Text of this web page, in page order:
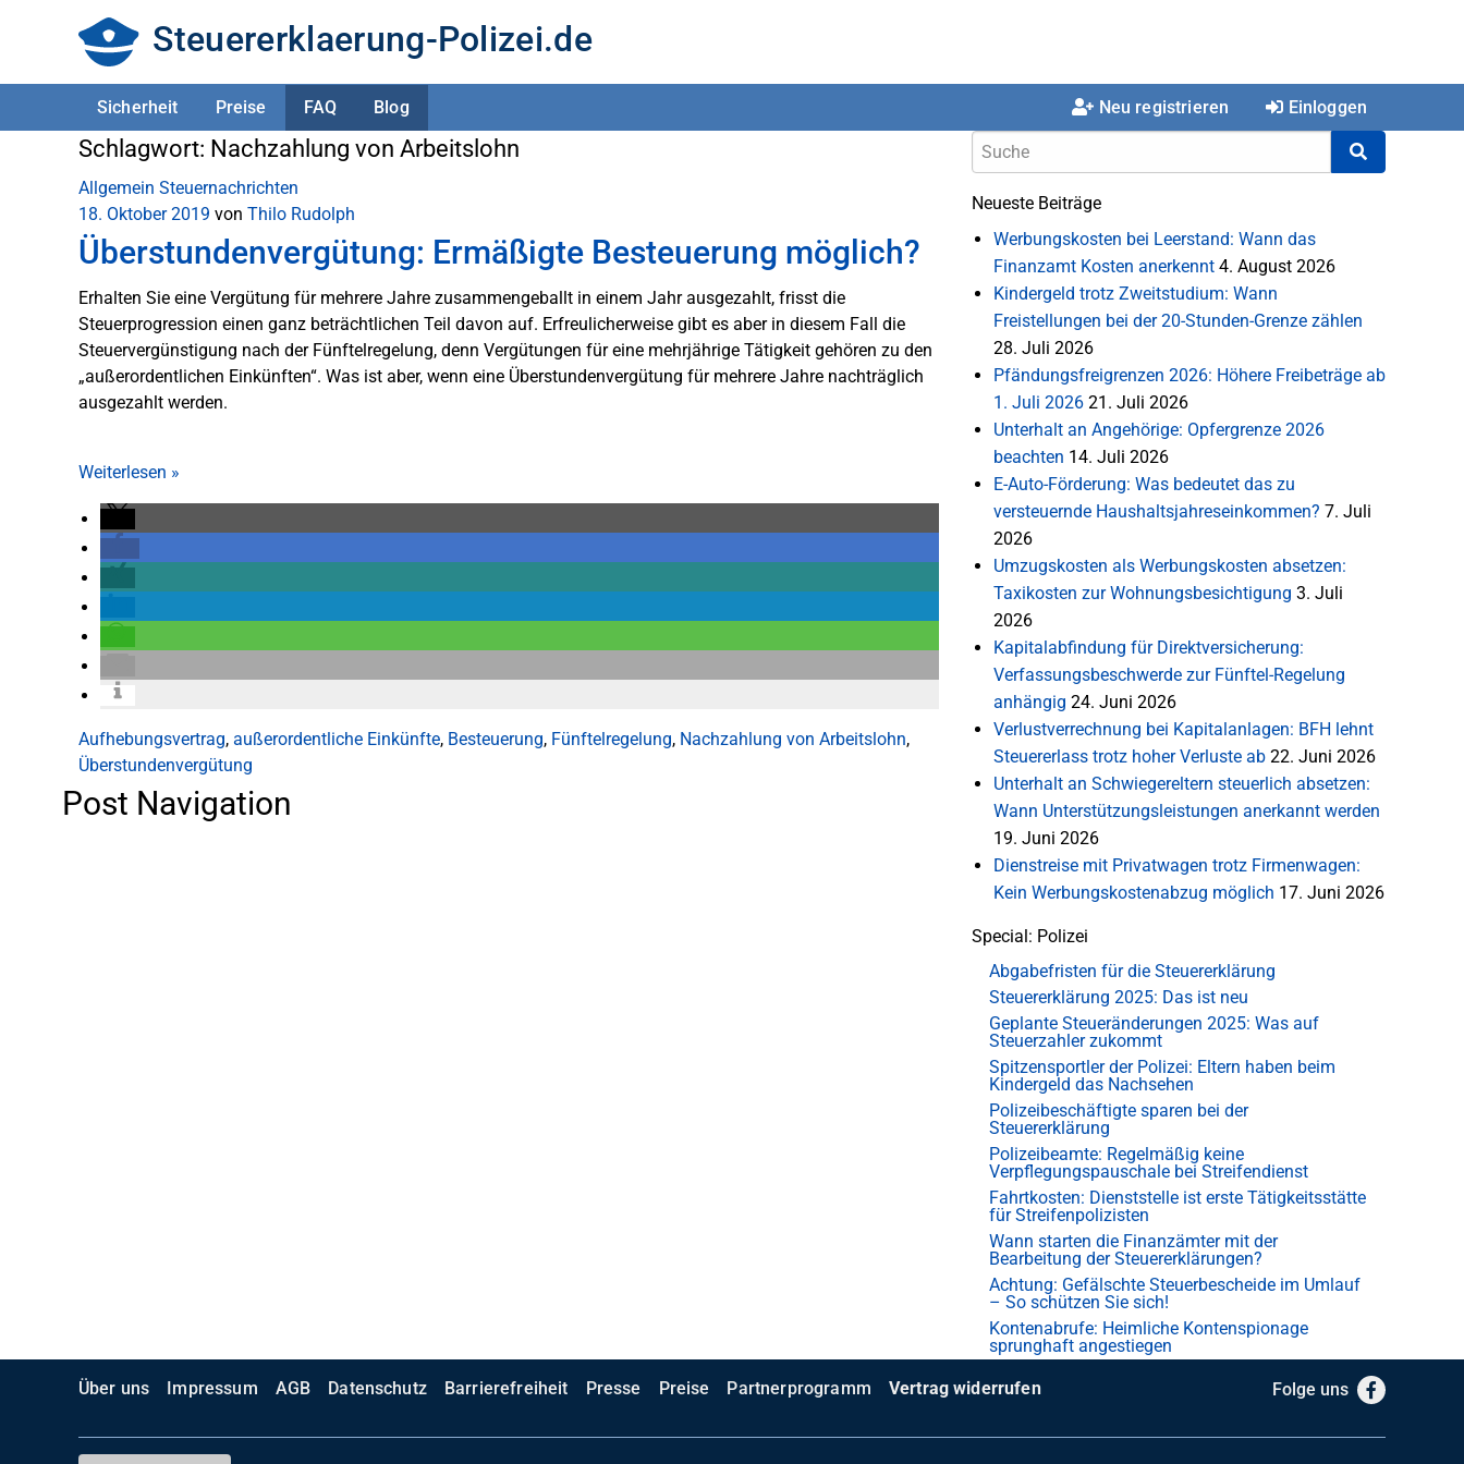
Steuererklaerung-Polizei.de
Sicherheit Preise FAQ Blog Neu registrieren Einloggen
Schlagwort: Nachzahlung von Arbeitslohn
Allgemein Steuernachrichten
18. Oktober 2019 von Thilo Rudolph
Überstundenvergütung: Ermäßigte Besteuerung möglich?
Erhalten Sie eine Vergütung für mehrere Jahre zusammengeballt in einem Jahr ausgezahlt, frisst die
Steuerprogression einen ganz beträchtlichen Teil davon auf. Erfreulicherweise gibt es aber in diesem Fall die
Steuervergünstigung nach der Fünftelregelung, denn Vergütungen für eine mehrjährige Tätigkeit gehören zu den
„außerordentlichen Einkünften“. Was ist aber, wenn eine Überstundenvergütung für mehrere Jahre nachträglich
ausgezahlt werden.
Weiterlesen »
Aufhebungsvertrag, außerordentliche Einkünfte, Besteuerung, Fünftelregelung, Nachzahlung von Arbeitslohn,
Überstundenvergütung
Post Navigation
Neueste Beiträge
Werbungskosten bei Leerstand: Wann das
Finanzamt Kosten anerkennt 4. August 2026
Kindergeld trotz Zweitstudium: Wann
Freistellungen bei der 20-Stunden-Grenze zählen
28. Juli 2026
Pfändungsfreigrenzen 2026: Höhere Freibeträge ab
1. Juli 2026 21. Juli 2026
Unterhalt an Angehörige: Opfergrenze 2026
beachten 14. Juli 2026
E-Auto-Förderung: Was bedeutet das zu
versteuernde Haushaltsjahreseinkommen? 7. Juli
2026
Umzugskosten als Werbungskosten absetzen:
Taxikosten zur Wohnungsbesichtigung 3. Juli
2026
Kapitalabfindung für Direktversicherung:
Verfassungsbeschwerde zur Fünftel-Regelung
anhängig 24. Juni 2026
Verlustverrechnung bei Kapitalanlagen: BFH lehnt
Steuererlass trotz hoher Verluste ab 22. Juni 2026
Unterhalt an Schwiegereltern steuerlich absetzen:
Wann Unterstützungsleistungen anerkannt werden
19. Juni 2026
Dienstreise mit Privatwagen trotz Firmenwagen:
Kein Werbungskostenabzug möglich 17. Juni 2026
Special: Polizei
Abgabefristen für die Steuererklärung
Steuererklärung 2025: Das ist neu
Geplante Steueränderungen 2025: Was auf
Steuerzahler zukommt
Spitzensportler der Polizei: Eltern haben beim
Kindergeld das Nachsehen
Polizeibeschäftigte sparen bei der
Steuererklärung
Polizeibeamte: Regelmäßig keine
Verpflegungspauschale bei Streifendienst
Fahrtkosten: Dienststelle ist erste Tätigkeitsstätte
für Streifenpolizisten
Wann starten die Finanzämter mit der
Bearbeitung der Steuererklärungen?
Achtung: Gefälschte Steuerbescheide im Umlauf
– So schützen Sie sich!
Kontenabrufe: Heimliche Kontenspionage
sprunghaft angestiegen
Über uns Impressum AGB Datenschutz Barrierefreiheit Presse Preise Partnerprogramm Vertrag widerrufen Folge uns Facebook